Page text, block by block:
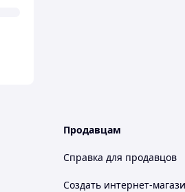
Продавцам
Справка для продавцов
Создать интернет-